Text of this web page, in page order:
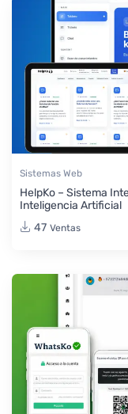
Sistemas Web
HelpKo – Sistema
Inteligencia Artificial
47 Ventas